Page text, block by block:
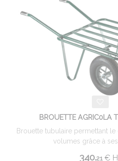
BROUETTE AGRIC0LA
Brouette tubulaire permettant
volumes grâce à ses
340.21 €